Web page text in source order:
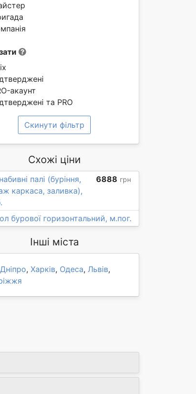
акаунт
та PRO
Скинути фільтр
Схожі ціни
палі (буріння,
каркаса, заливка),
6888 грн
бурової горизонтальний, м.пог.
Інші міста
Дніпро, Харків, Одеса, Львів,